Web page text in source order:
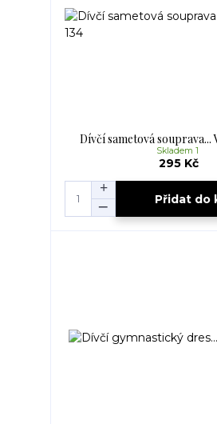
Dívčí sametová souprava...
295 Kč
Skladem 1
Přidat do